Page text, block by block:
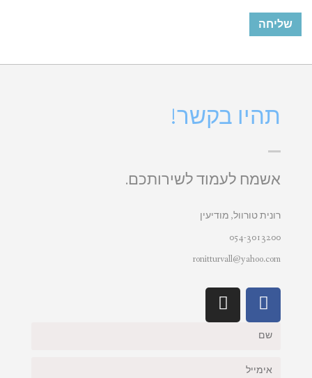
תהיו בקשר!
אשמח לעמוד לשירותכם.
רונית טורוול, מודיעין
054-3013200
ronitturvall@yahoo.com